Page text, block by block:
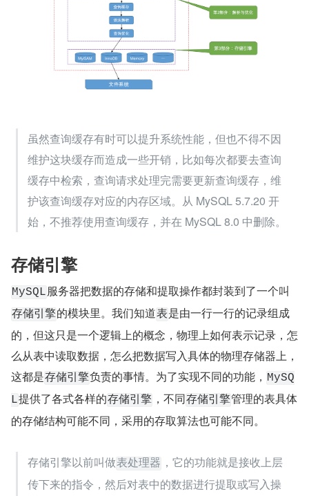
虽然查询缓存有时可以提升系统性能，但也不得不因
维护这块缓存而造成一些开销，比如每次都要去查询
缓存中检索，查询请求处理完需要更新查询缓存，维
护该查询缓存对应的内存区域。从 MySQL 5.7.20 开
始，不推荐使用查询缓存，并在 MySQL 8.0 中删除。
存储引擎
MySQL服务器把数据的存储和提取操作都封装到了一个叫
存储引擎的模块里。我们知道表是由一行一行的记录组成
的，但这只是一个逻辑上的概念，物理上如何表示记录，怎
么从表中读取数据，怎么把数据写入具体的物理存储器上，
这都是存储引擎负责的事情。为了实现不同的功能， MySQ
L提供了各式各样的存储引擎 ，不同存储引擎管理的表具体
的存储结构可能不同，采用的存取算法也可能不同。
存储引擎以前叫做表处理器 ，它的功能就是接收上层
传下来的指令，然后对表中的数据进行提取或写入操